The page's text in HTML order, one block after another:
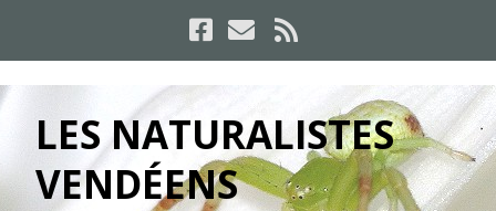
LES NATURALISTES
VENDÉENS